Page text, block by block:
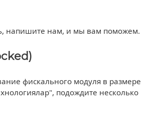
напишите нам, и мы вам поможем.
фискального модуля в размере
подождите несколько